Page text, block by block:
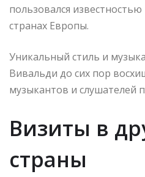
пользовался
странах Европы.
Уникальный стиль и
Вивальди до сих пор
музыкантов и слушателей
Визиты в
страны